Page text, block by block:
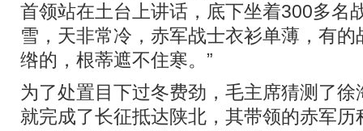
首领站在土台上讲话，底下坐着300多名
雪，天非常冷，赤军战士衣衫单薄，有
绺的，根蒂遮不住寒。”
为了处置目下过冬费劲，毛主席猜测了
就完成了长征抵达陕北，其带领的赤军